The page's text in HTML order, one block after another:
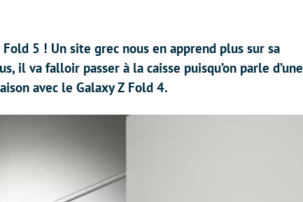
5 ! Un site grec nous en apprend plus sur sa
il va falloir passer à la caisse puisqu’on parle d’une
avec le Galaxy Z Fold 4.